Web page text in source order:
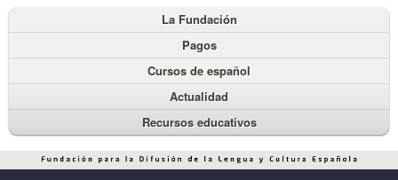
La Fundación
Pagos
Cursos de español
Actualidad
Recursos educativos